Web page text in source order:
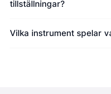
tillställningar?
Vilka instrument spelar